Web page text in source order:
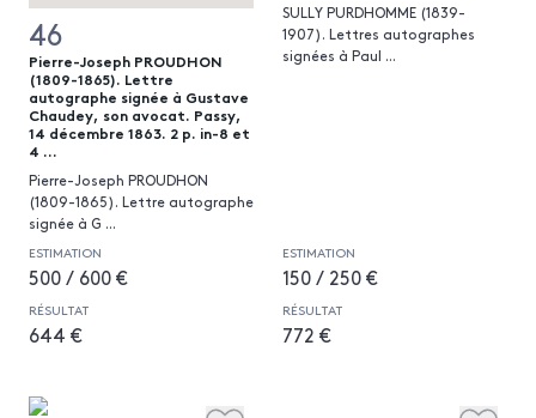
46
Pierre-Joseph PROUDHON
(1809-1865). Lettre
autographe signée à Gustave
Chaudey, son avocat. Passy,
14 décembre 1863. 2 p. in-8 et
4 ...
Pierre-Joseph PROUDHON
(1809-1865). Lettre autographe
signée à G ...
ESTIMATION
500 / 600 €
RÉSULTAT
644 €
SULLY PURDHOMME (1839-
1907). Lettres autographes
signées à Paul ...
ESTIMATION
150 / 250 €
RÉSULTAT
772 €